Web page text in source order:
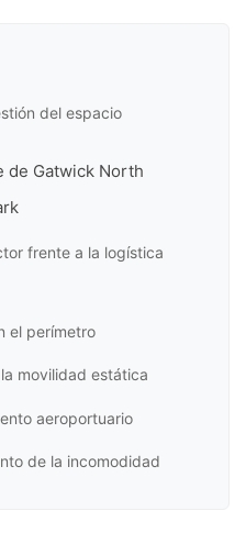
del espacio
de Gatwick North
frente a la logística
el perímetro
movilidad estática
aeroportuario
de la incomodidad